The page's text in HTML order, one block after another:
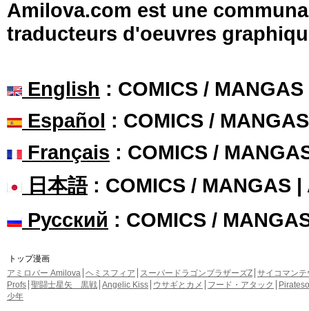
Amilova.com est une
traducteurs d'oeuvres
English : COMICS /
Español : COMICS /
Français : COMICS /
日本語: COMICS / MANGAS |
Русский : COMICS /
トップ漫画
アミロバー Amilova ヘミスフィア スーパードラゴンブラザーズZ サイコマンテ
Profs 聖闘士星矢 黒戦 Angelic Kiss ウサギとカメ フード・アタック
少年